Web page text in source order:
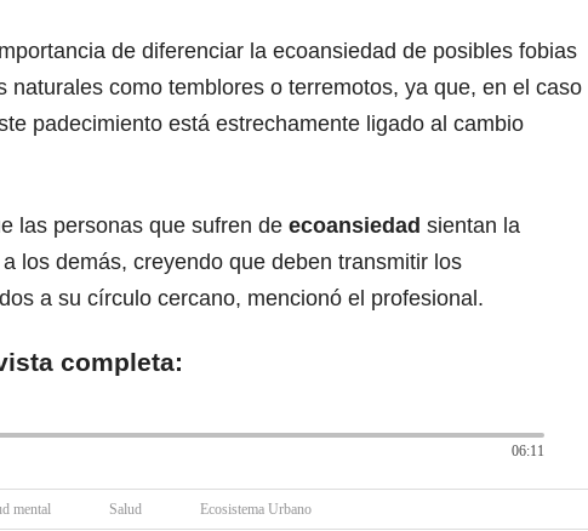
de diferenciar la ecoansiedad de posibles fobias
naturales como temblores o terremotos, ya que, en el caso
padecimiento está estrechamente ligado al cambio
las personas que sufren de ecoansiedad sientan la
los demás, creyendo que deben transmitir los
a su círculo cercano, mencionó el profesional.
completa:
06:11
mental Salud Ecosistema Urbano